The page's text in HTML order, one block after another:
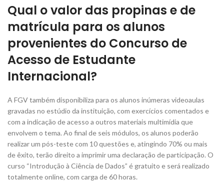
Qual o valor das propinas e de
matrícula para os alunos
provenientes do Concurso de
Acesso de Estudante
Internacional?
A FGV também disponibiliza para os alunos inúmeras videoaulas
gravadas no estúdio da instituição, com exercícios comentados e
com a indicação de acesso a outros materiais multimídia que
envolvem o tema. Ao final de seis módulos, os alunos poderão
realizar um pós-teste com 10 questões e, atingindo 70% ou mais
de êxito, terão direito a imprimir uma declaração de participação. O
curso “Introdução à Ciência de Dados” é gratuito e será realizado
totalmente online, com carga de 60 horas.